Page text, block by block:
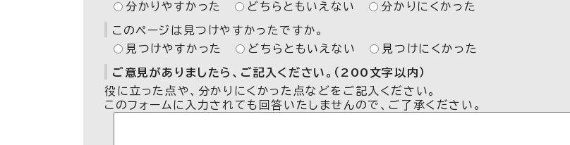
分かりやすかった
どちらともいえない 分かりにくかった
このページは見つけやすかったですか。
見つけやすかった
どちらともいえない 見つけにくかった
ご意見がありましたら、ご記入ください。（200文字以内）
役に立った点や、分かりにくかった点などをご記入ください。
このフォームに入力されても回答いたしませんので、ご了承ください。